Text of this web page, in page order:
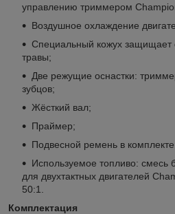
управлению триммером
Воздушное охлаждение
Специальный кожух защищает
травы;
Две режущие оснастки:
зубцов;
Жёсткий вал;
Праймер;
Подвесной ремень в
Используемое топливо: смесь
для двухтактных двигателей
50:1.
Комплектация